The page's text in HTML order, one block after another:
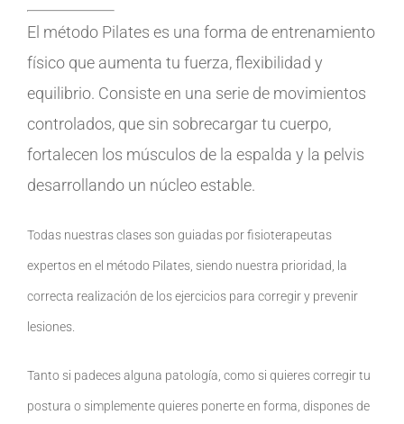
El método Pilates es una forma de entrenamiento
físico que aumenta tu fuerza, flexibilidad y
equilibrio. Consiste en una serie de movimientos
controlados, que sin sobrecargar tu cuerpo,
fortalecen los músculos de la espalda y la pelvis
desarrollando un núcleo estable.
Todas nuestras clases son guiadas por fisioterapeutas
expertos en el método Pilates, siendo nuestra prioridad, la
correcta realización de los ejercicios para corregir y prevenir
lesiones.
Tanto si padeces alguna patología, como si quieres corregir tu
postura o simplemente quieres ponerte en forma, dispones de